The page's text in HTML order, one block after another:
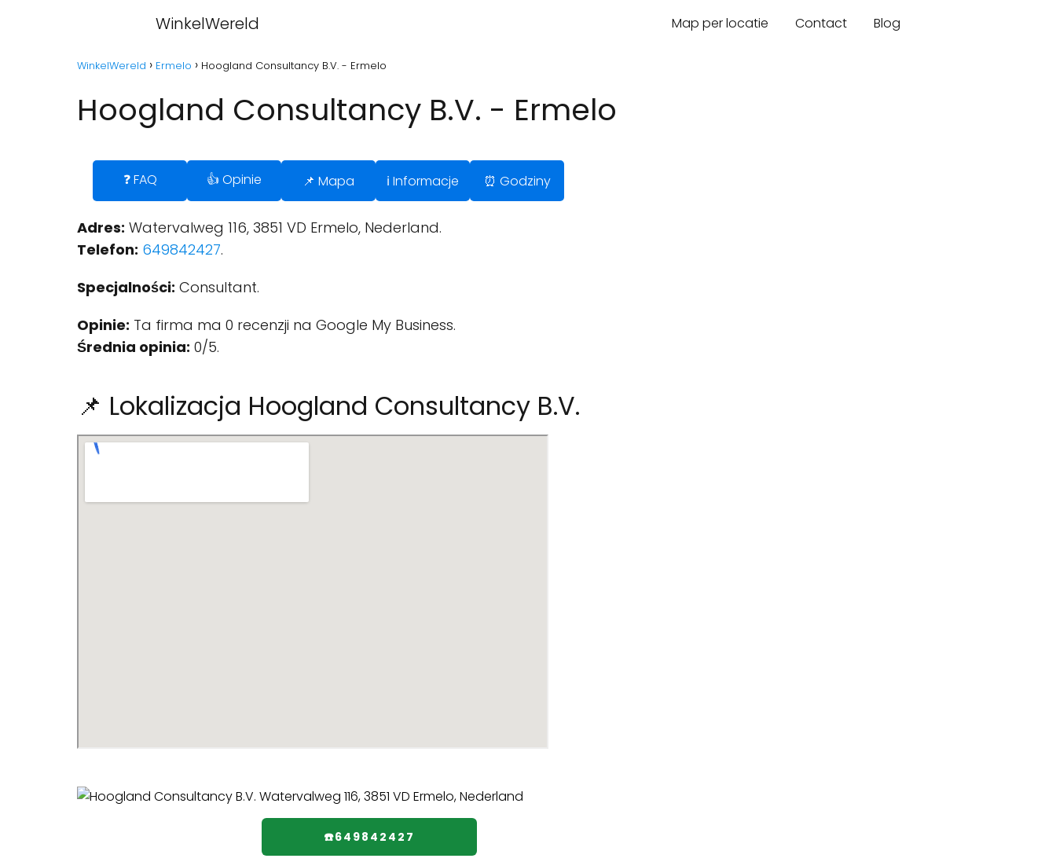
WinkelWereld Map per locatie Contact Blog
WinkelWereld Ermelo Hoogland Consultancy B.V. - Ermelo
Hoogland Consultancy B.V. - Ermelo
❓ FAQ 👍 Opinie 📌 Mapa ℹ️ Informacje ⏰ Godziny
Adres: Watervalweg 116, 3851 VD Ermelo, Nederland.
Telefon: 649842427.
Specjalności: Consultant.
Opinie: Ta firma ma 0 recenzji na Google My Business.
Średnia opinia: 0/5.
📌 Lokalizacja Hoogland Consultancy B.V.
☎️649842427